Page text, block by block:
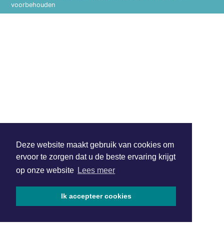
Deze website maakt gebruik van cookies om
ervoor te zorgen dat u de beste ervaring krijgt
op onze website Lees meer
Ik accepteer cookies
voorbehouden